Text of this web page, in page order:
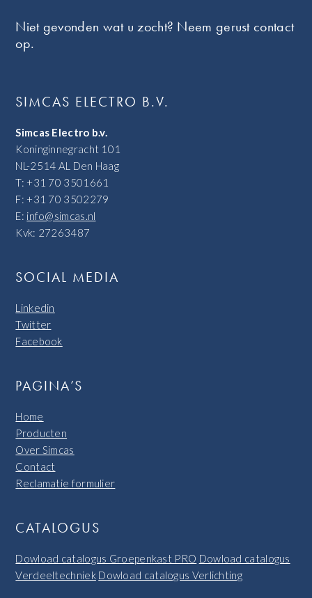
Niet gevonden wat u zocht? Neem gerust contact
op.
SIMCAS ELECTRO B.V.
Simcas Electro b.v.
Koninginnegracht 101
NL-2514 AL Den Haag
T: +31 70 3501661
F: +31 70 3502279
E: info@simcas.nl
Kvk: 27263487
SOCIAL MEDIA
Linkedin
Twitter
Facebook
PAGINA’S
Home
Producten
Over Simcas
Contact
Reclamatie formulier
CATALOGUS
Dowload catalogus Groepenkast PRO Dowload catalogus
Verdeeltechniek Dowload catalogus Verlichting